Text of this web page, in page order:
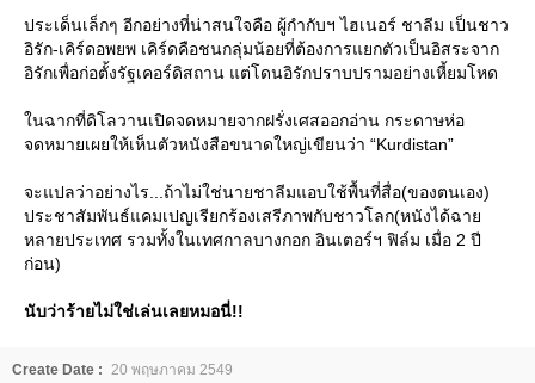
ประเด็นเล็กๆ อีกอย่างที่น่าสนใจคือ ผู้กำกับฯ ไฮเนอร์ ชาลีม เป็นชาว
อิรัก-เคิร์ดอพยพ เคิร์ดคือชนกลุ่มน้อยที่ต้องการแยกตัวเป็นอิสระจาก
อิรักเพื่อก่อตั้งรัฐเคอร์ดิสถาน แต่โดนอิรักปราบปรามอย่างเหี้ยมโหด
นฉากที่ดิโลวานเปิดจดหมายจากฝรั่งเศสออกอ่าน กระดาษห่อ
จดหมายเผยให้เห็นตัวหนังสือขนาดใหญ่เขียนว่า “Kurdistan”
จะแปลว่าอย่างไร...ถ้าไม่ใช่นายชาลีมแอบใช้พื้นที่สื่อ(ของตนเอง)
ประชาสัมพันธ์แคมเปญเรียกร้องเสรีภาพกับชาวโลก(หนังได้ฉา
หลายประเทศ รวมทั้งในเทศกาลบางกอก อินเตอร์ฯ ฟิล์ม เมื่อ 2 ปี
ก่อน)
นับว่าร้ายไม่ใช่เล่นเลยหมอนี่!!
Create Date :
20 พฤษภาคม 2549